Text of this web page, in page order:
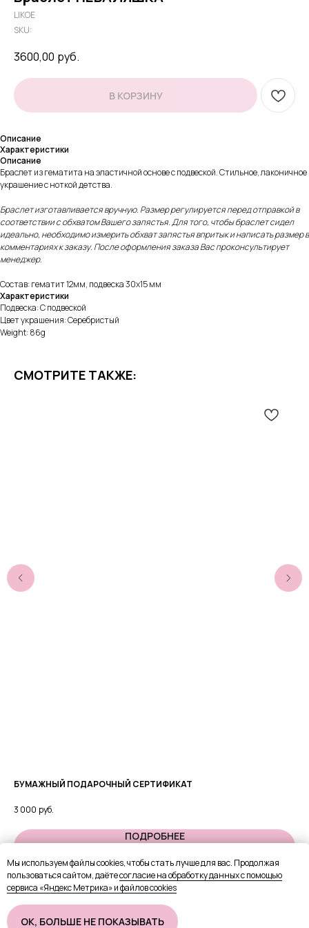
LIKOE
SKU:
3600,00 руб.
В КОРЗИНУ
Описание
Характеристики
Описание
Браслет из гематита на эластичной основе с подвеской. Стильное, лаконичное
украшение с ноткой детства.
Браслет изготавливается вручную. Размер регулируется перед отправкой в
соответствии с обхватом Вашего запястья. Для того, чтобы браслет сидел
идеально, необходимо измерить обхват запястья впритык и написать размер в
комментариях к заказу. После оформления заказа Вас проконсультирует
менеджер.
Состав: гематит 12мм, подвеска 30х15 мм
Характеристики
Подвеска: С подвеской
Цвет украшения: Серебристый
Weight: 86g
СМОТРИТЕ ТАКЖЕ:
БУМАЖНЫЙ ПОДАРОЧНЫЙ СЕРТИФИКАТ
3 000 руб.
ПОДРОБНЕЕ
В КОРЗИНУ
Мы используем файлы cookies, чтобы стать лучше для вас. Продолжая
пользоваться сайтом, даётесогласие на обработку данных с помощью
сервиса «Яндекс Метрика» и файлов cookies
OК, БОЛЬШЕ НЕ ПОКАЗЫВАТЬ